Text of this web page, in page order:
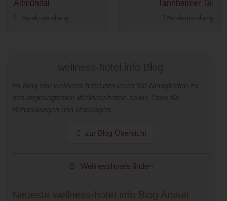
Altmühltal Tannheimer Tal
wellness-hotel.info Blog
zur Blog Übersicht
Wellnesshotels finden
Neueste wellness-hotel.info Blog Artikel